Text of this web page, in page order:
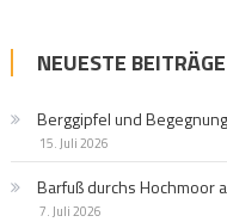
NEUESTE BEITRÄGE
Berggipfel und
15. Juli 2026
Barfuß durchs Hochmoor
7. Juli 2026